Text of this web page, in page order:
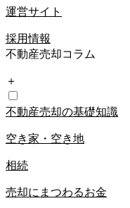
運営サイト
採用情報
不動産売却コラム
＋
不動産売却の基礎知識
空き家・空き地
相続
売却にまつわるお金